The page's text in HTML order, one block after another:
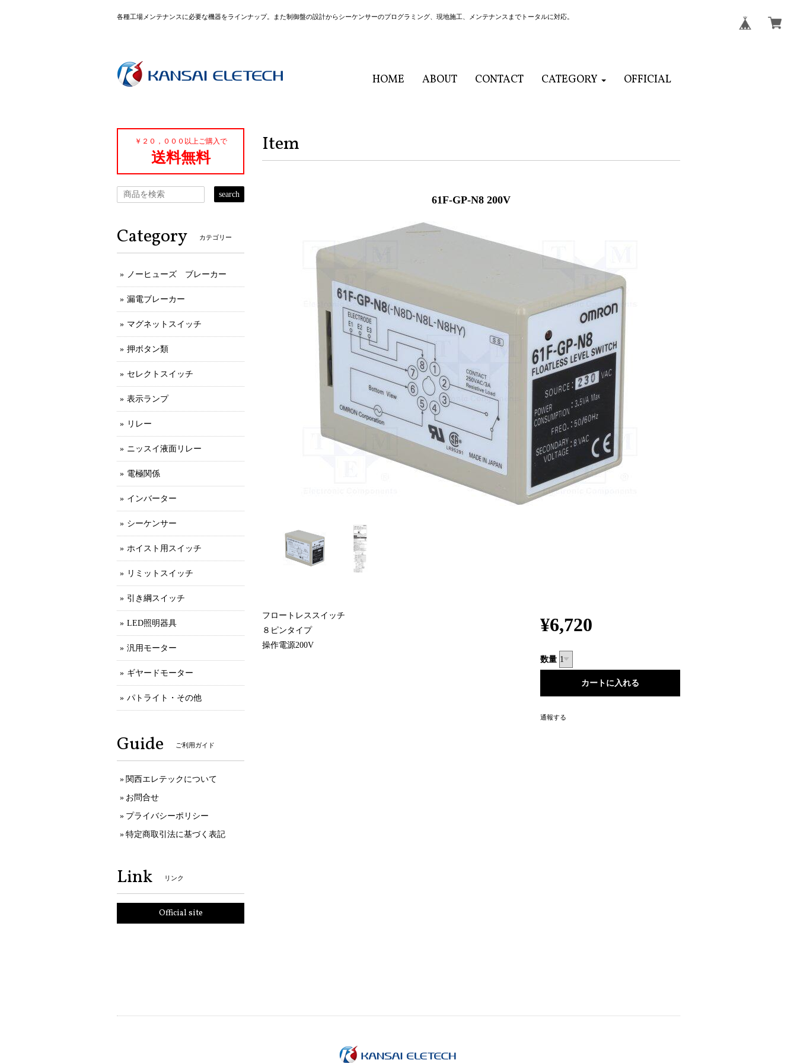
各種工場メンテナンスに必要な機器をラインナップ。また制御盤の設計からシーケンサーのプログラミング、現地施工、メンテナンスまでトータルに対応。
HOME ABOUT CONTACT CATEGORY OFFICIAL
Item
61F-GP-N8 200V
フロートレススイッチ
８ピンタイプ
操作電源200V
¥6,720
数量
通報する
￥２０，０００以上ご購入で
送料無料
search
Category カテゴリー
ノーヒューズ ブレーカー
漏電ブレーカー
マグネットスイッチ
押ボタン類
セレクトスイッチ
表示ランプ
リレー
ニッスイ液面リレー
電極関係
インバーター
シーケンサー
ホイスト用スイッチ
リミットスイッチ
引き綱スイッチ
LED照明器具
汎用モーター
ギヤードモーター
パトライト・その他
Guide ご利用ガイド
関西エレテックについて
お問合せ
プライバシーポリシー
特定商取引法に基づく表記
Link リンク
Official site